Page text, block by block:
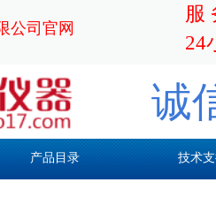
公司官网
服
24
诚
产品目录 技术